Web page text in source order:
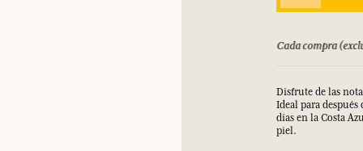
Cada compra
Disfrute de las
Ideal para
días en la Costa
piel.